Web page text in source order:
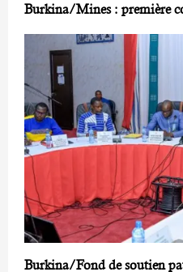
Burkina/Mines : première
Burkina/Fond de soutien